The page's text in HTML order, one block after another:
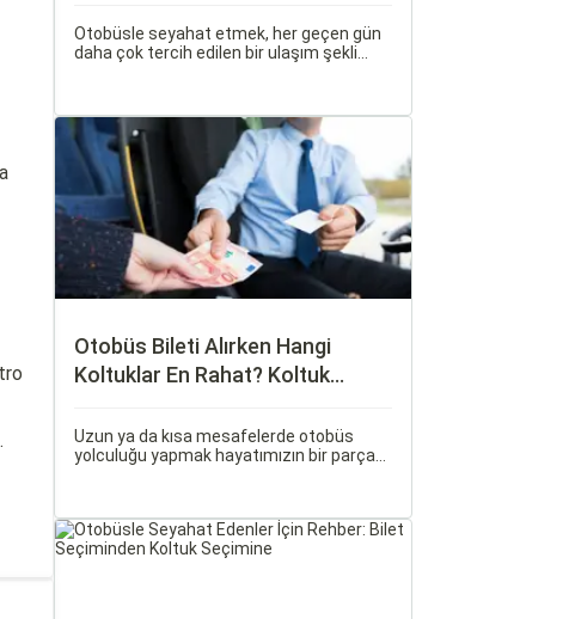
Otobüsle seyahat etmek, her geçen gün
daha çok tercih edilen bir ulaşım şekli
konforlu ve keyifli hale getirmek için
bilmeniz gereken her şeyi bulacaksınız.
Otobüs Bileti Alırken Hangi
Koltuklar En Rahat? Koltuk
Uzun ya da kısa mesafelerde otobüs
yolculuğu yapmak hayatımızın bir parçası